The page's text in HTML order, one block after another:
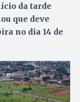
da tarde
que deve
no dia 14 de